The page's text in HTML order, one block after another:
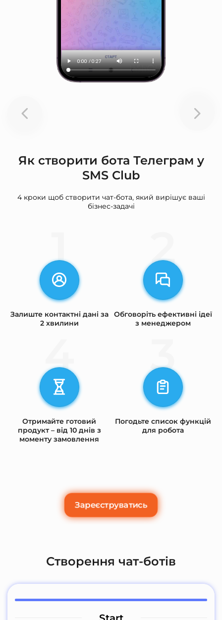
Як створити бота Телеграм у
SMS Club
4 кроки щоб створити чат-бота, який вирішує ваші
бізнес-задачі
1
Залиште контактні дані за
2 хвилини
2
Обговоріть ефективні ідеї
з менеджером
3
Погодьте список функцій
для робота
4
Отримайте готовий
продукт – від 10 днів з
моменту замовлення
Зареєструватись
Створення чат-ботів